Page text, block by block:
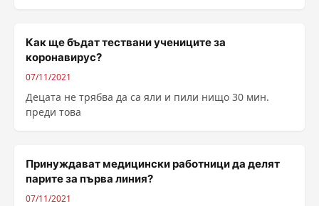
Как ще бъдат тествани учениците за
коронавирус?
07/11/2021
Децата не трябва да са яли и пили нищо 30 мин.
преди това
Принуждават медицински работници да делят
парите за първа линия?
07/11/2021